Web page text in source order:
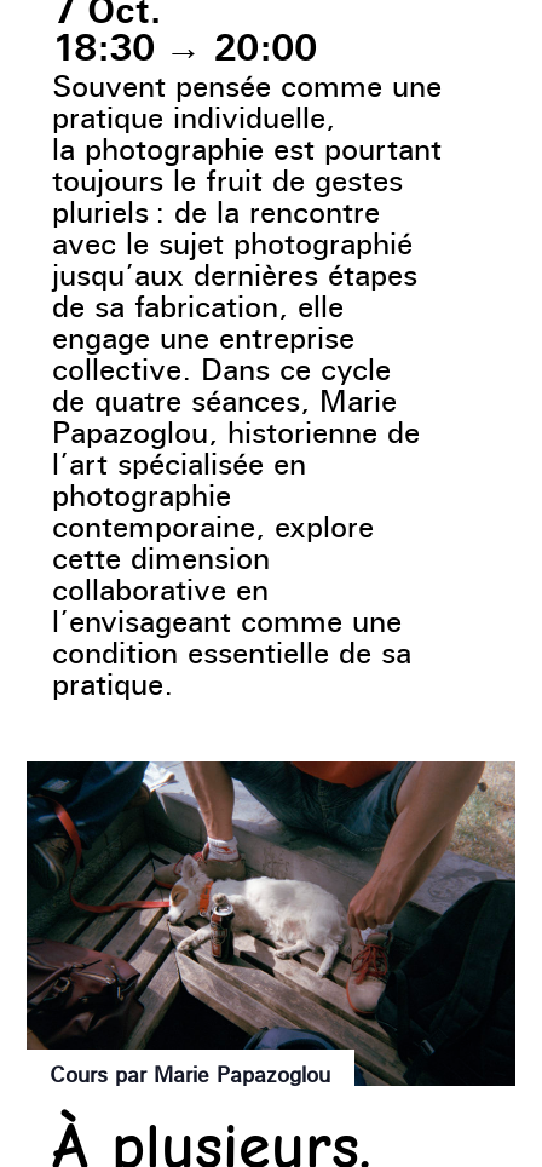
7 Oct.
18:30 → 20:00
Souvent pensée comme une
pratique individuelle,
la photographie est pourtant
toujours le fruit de gestes
pluriels : de la rencontre
avec le sujet photographié
jusqu’aux dernières étapes
de sa fabrication, elle
engage une entreprise
collective. Dans ce cycle
de quatre séances, Marie
Papazoglou, historienne de
l’art spécialisée en
photographie
contemporaine, explore
cette dimension
collaborative en
l’envisageant comme une
condition essentielle de sa
pratique.
Cours par Marie Papazoglou
À plusieurs.